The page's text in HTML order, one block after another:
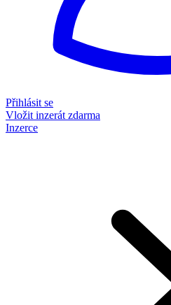
Přihlásit se
Vložit inzerát zdarma
Inzerce